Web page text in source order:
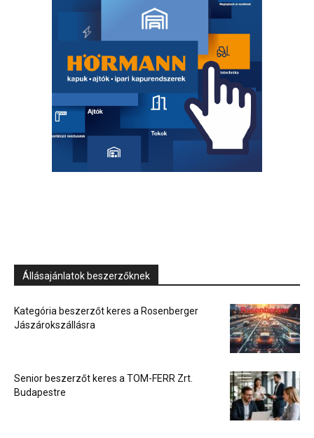
Állásajánlatok beszerzőknek
Kategória beszerzőt keres a Rosenberger
Jászárokszállásra
Senior beszerzőt keres a TOM-FERR Zrt.
Budapestre